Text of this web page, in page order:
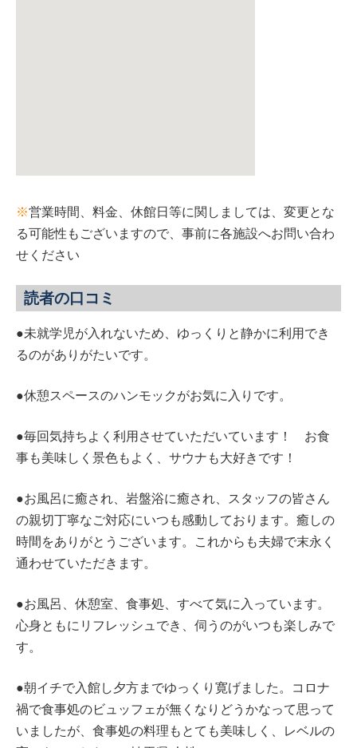
※営業時間、料金、休館日等に関しましては、変更とな
る可能性もございますので、事前に各施設へお問い合わ
せください
読者の口コミ
●未就学児が入れないため、ゆっくりと静かに利用でき
るのがありがたいです。
●休憩スペースのハンモックがお気に入りです。
●毎回気持ちよく利用させていただいています！ お食
事も美味しく景色もよく、サウナも大好きです！
●お風呂に癒され、岩盤浴に癒され、スタッフの皆さん
の親切丁寧なご対応にいつも感動しております。癒しの
時間をありがとうございます。これからも夫婦で末永く
通わせていただきます。
●お風呂、休憩室、食事処、すべて気に入っています。
心身ともにリフレッシュでき、伺うのがいつも楽しみで
す。
●朝イチで入館し夕方までゆっくり寛げました。コロナ
禍で食事処のビュッフェが無くなりどうかなって思って
いましたが、食事処の料理もとても美味しく、レベルの